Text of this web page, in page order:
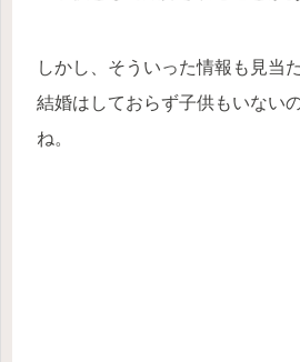
しかし、そういった情報も見当
結婚はしておらず子供もいない
ね。